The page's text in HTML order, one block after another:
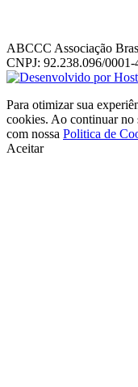
ABCCC Associação
CNPJ: 92.238.096/0001-
Para otimizar sua
cookies. Ao continuar no
com nossa Politica de
Aceitar